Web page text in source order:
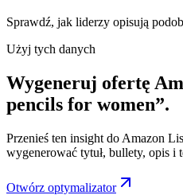
Sprawdź, jak liderzy opisują
Użyj tych danych
Wygeneruj ofertę
pencils for women”.
Przenieś ten insight do Amazon
wygenerować tytuł, bullety, opis i
Otwórz optymalizator